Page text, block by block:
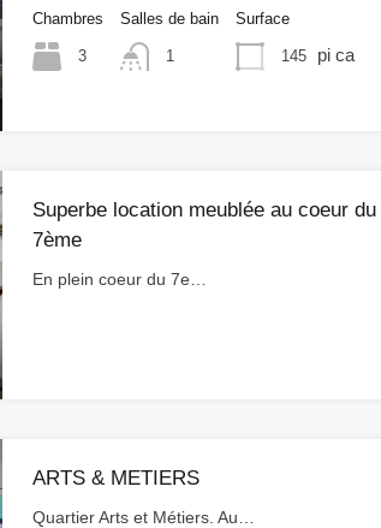
Chambres
3
Salles de bain
1
Surface
145 pi ca
Superbe location meublée au coeur du
7ème
En plein coeur du 7e…
ARTS & METIERS
Quartier Arts et Métiers. Au…